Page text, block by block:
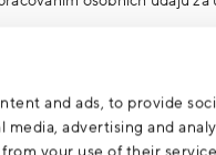
and ads, to provide
media, advertising and